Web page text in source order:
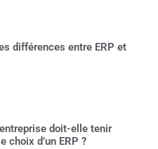
différences entre ERP et
doit-elle tenir
choix d’un ERP ?